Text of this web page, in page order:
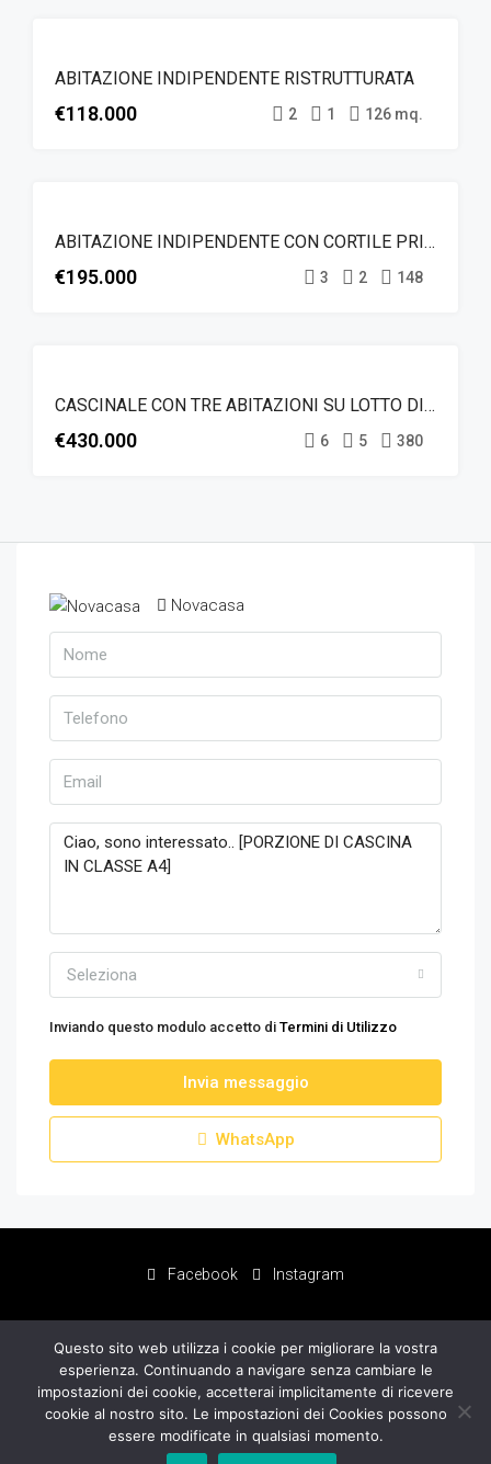
ABITAZIONE INDIPENDENTE RISTRUTTURATA
€118.000 2 1 126 mq.
ABITAZIONE INDIPENDENTE CON CORTILE PRIVATO
€195.000 3 2 148
CASCINALE CON TRE ABITAZIONI SU LOTTO DI 3.200 MQ
€430.000 6 5 380
Novacasa
Seleziona
Inviando questo modulo accetto di Termini di Utilizzo
Invia messaggio
WhatsApp
Facebook Instagram
© NOVACASA S.N.C. PIVA 01538440197 -
Novacasa
Questo sito web utilizza i cookie per migliorare la vostra
esperienza. Continuando a navigare senza cambiare le
impostazioni dei cookie, accetterai implicitamente di ricevere
cookie al nostro sito. Le impostazioni dei Cookies possono
essere modificate in qualsiasi momento.